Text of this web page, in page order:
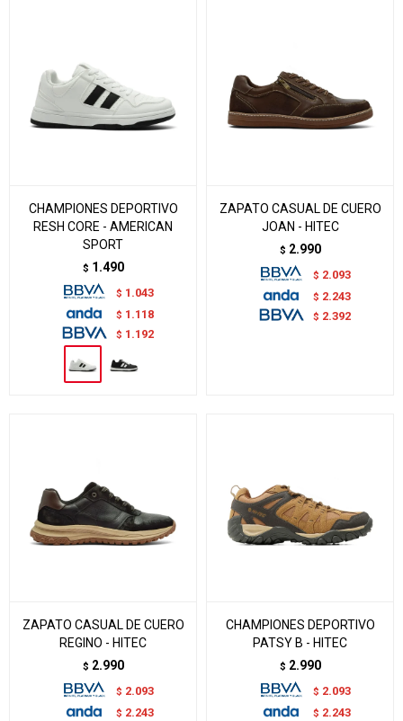
CHAMPIONES DEPORTIVO
RESH CORE - AMERICAN
SPORT
$ 1.490
$ 1.043
$ 1.118
$ 1.192
ZAPATO CASUAL DE CUERO
JOAN - HITEC
$ 2.990
$ 2.093
$ 2.243
$ 2.392
ZAPATO CASUAL DE CUERO
REGINO - HITEC
$ 2.990
$ 2.093
$ 2.243
CHAMPIONES DEPORTIVO
PATSY B - HITEC
$ 2.990
$ 2.093
$ 2.243